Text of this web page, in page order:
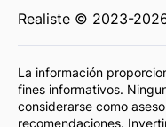
Realiste © 2023-
La información
fines informativos.
considerarse como
recomendaciones.